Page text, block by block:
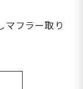
マフラー取り